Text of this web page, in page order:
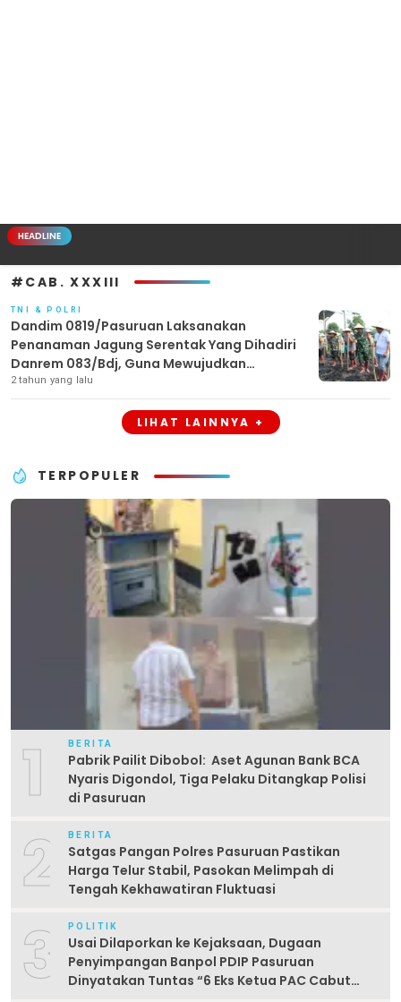
HEADLINE
#CAB. XXXIII
TNI & POLRI
Dandim 0819/Pasuruan Laksanakan
Penanaman Jagung Serentak Yang Dihadiri
Danrem 083/Bdj, Guna Mewujudkan
Ketahanan Pangan
2 tahun yang lalu
LIHAT LAINNYA +
TERPOPULER
1 BERITA
Pabrik Pailit Dibobol: Aset Agunan Bank BCA
Nyaris Digondol, Tiga Pelaku Ditangkap Polisi
di Pasuruan
2 BERITA
Satgas Pangan Polres Pasuruan Pastikan
Harga Telur Stabil, Pasokan Melimpah di
Tengah Kekhawatiran Fluktuasi
3 POLITIK
Usai Dilaporkan ke Kejaksaan, Dugaan
Penyimpangan Banpol PDIP Pasuruan
Dinyatakan Tuntas “6 Eks Ketua PAC Cabut